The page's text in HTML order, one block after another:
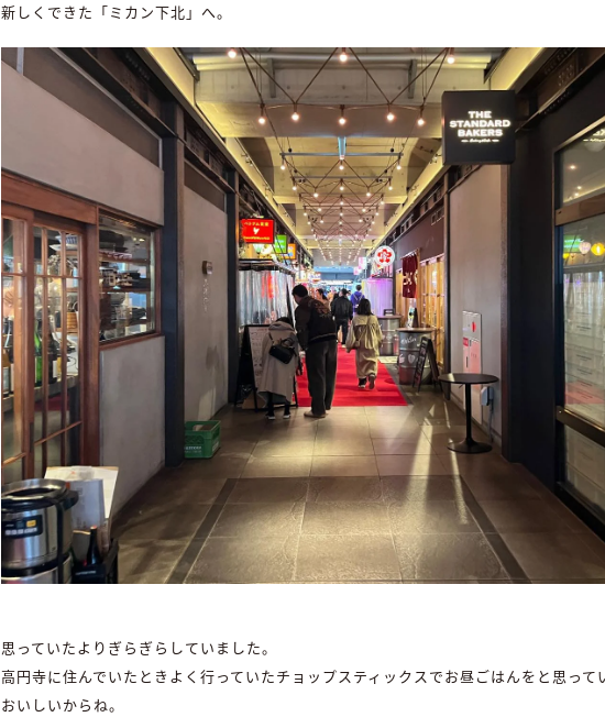
新しくできた「ミカン下北」へ。
思っていたよりぎらぎらしていました。
高円寺に住んでいたときよく行っていたチョップスティックスでお昼ごはんをと思って
おいしいからね。